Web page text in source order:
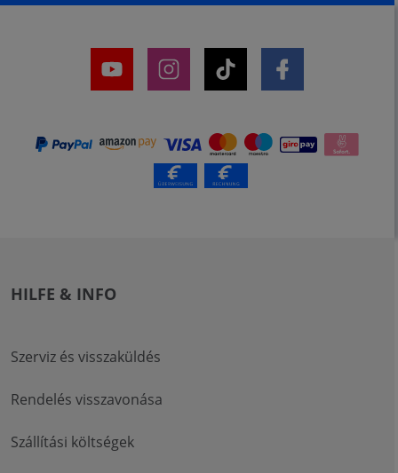
HILFE & INFO
Szerviz és visszaküldés
Rendelés visszavonása
Szállítási költségek